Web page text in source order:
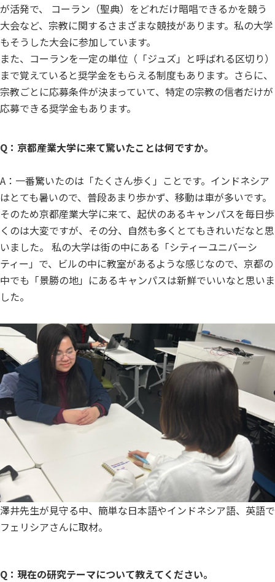
が活発で、 コーラン（聖典）をどれだけ暗唱できるかを競う
大会など、宗教に関するさまざまな競技があります。私の大学
もそうした大会に参加しています。
また、コーランを一定の単位（「ジュズ」と呼ばれる区切り）
まで覚えていると奨学金をもらえる制度もあります。さらに、
宗教ごとに応募条件が決まっていて、特定の宗教の信者だけが
応募できる奨学金もあります。
Q：京都産業大学に来て驚いたことは何ですか。
A：一番驚いたのは「たくさん歩く」ことです。インドネシア
はとても暑いので、普段あまり歩かず、移動は車が多いです。
そのため京都産業大学に来て、起伏のあるキャンパスを毎日歩
くのは大変ですが、その分、自然も多くとてもきれいだなと思
いました。 私の大学は街の中にある「シティーユニバーシ
ティー」で、ビルの中に教室があるような感じなので、京都の
中でも「景勝の地」にあるキャンパスは新鮮でいいなと思いま
した。
澤井先生が見守る中、簡単な日本語やインドネシア語、英語で
フェリシアさんに取材。
Q：現在の研究テーマについて教えてください。